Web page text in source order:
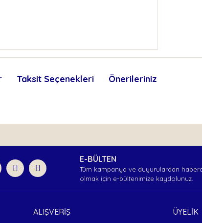
Taksit Seçenekleri Önerileriniz
bulunuyor.
olmalı.
E-BÜLTEN
Tüm kampanya ve duyurulardan
olmak için e-bültenimize kaydolunuz.
ALIŞVERİŞ ÜYELİK